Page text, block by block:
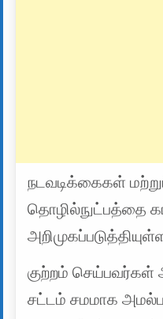
நடவடிக்கைகள்
தொழில்நுட்பத்தை
குற்றம் செய்பவர்கள்
சட்டம் சமமாக